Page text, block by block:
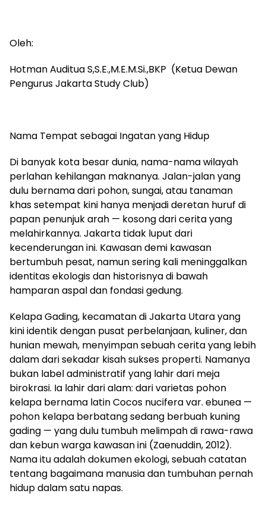
Oleh:
Hotman Auditua S,S.E.,M.E.M.Si.,BKP (Ketua Dewan
Pengurus Jakarta Study Club)
Nama Tempat sebagai Ingatan yang Hidup
Di banyak kota besar dunia, nama-nama wilayah
perlahan kehilangan maknanya. Jalan-jalan yang
dulu bernama dari pohon, sungai, atau tanaman
khas setempat kini hanya menjadi deretan huruf di
papan penunjuk arah — kosong dari cerita yang
melahirkannya. Jakarta tidak luput dari
kecenderungan ini. Kawasan demi kawasan
bertumbuh pesat, namun sering kali meninggalkan
identitas ekologis dan historisnya di bawah
hamparan aspal dan fondasi gedung.
Kelapa Gading, kecamatan di Jakarta Utara yang
kini identik dengan pusat perbelanjaan, kuliner, dan
hunian mewah, menyimpan sebuah cerita yang lebih
dalam dari sekadar kisah sukses properti. Namanya
bukan label administratif yang lahir dari meja
birokrasi. Ia lahir dari alam: dari varietas pohon
kelapa bernama latin Cocos nucifera var. ebunea —
pohon kelapa berbatang sedang berbuah kuning
gading — yang dulu tumbuh melimpah di rawa-rawa
dan kebun warga kawasan ini (Zaenuddin, 2012).
Nama itu adalah dokumen ekologi, sebuah catatan
tentang bagaimana manusia dan tumbuhan pernah
hidup dalam satu napas.